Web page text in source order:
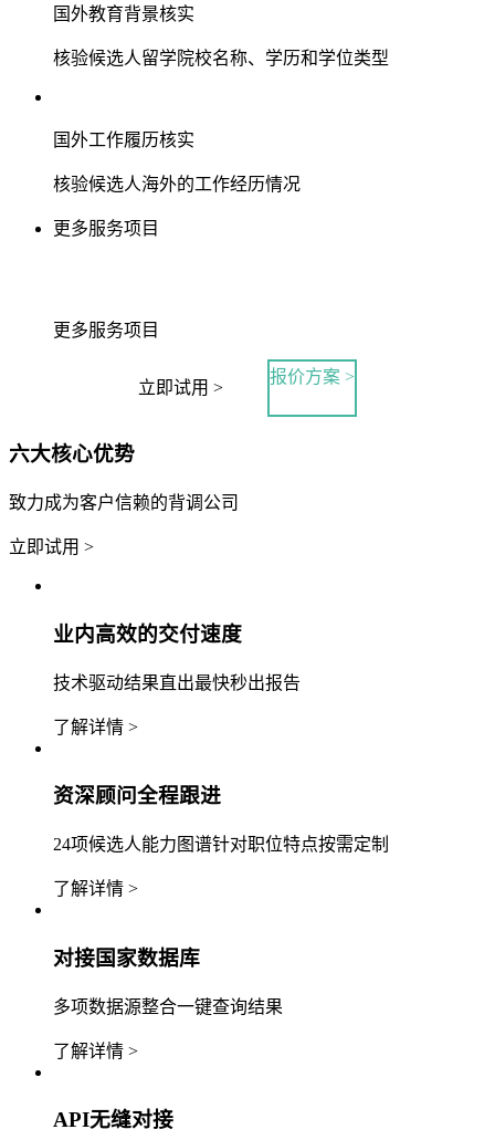
国外教育背景核实
核验候选人留学院校名称、学历和学位类型
国外工作履历核实
核验候选人海外的工作经历情况
更多服务项目
更多服务项目
立即试用 >
报价方案 >
六大核心优势
致力成为客户信赖的背调公司
立即试用 >
业内高效的交付速度
技术驱动结果直出最快秒出报告
了解详情 >
资深顾问全程跟进
24项候选人能力图谱针对职位特点按需定制
了解详情 >
对接国家数据库
多项数据源整合一键查询结果
了解详情 >
API无缝对接